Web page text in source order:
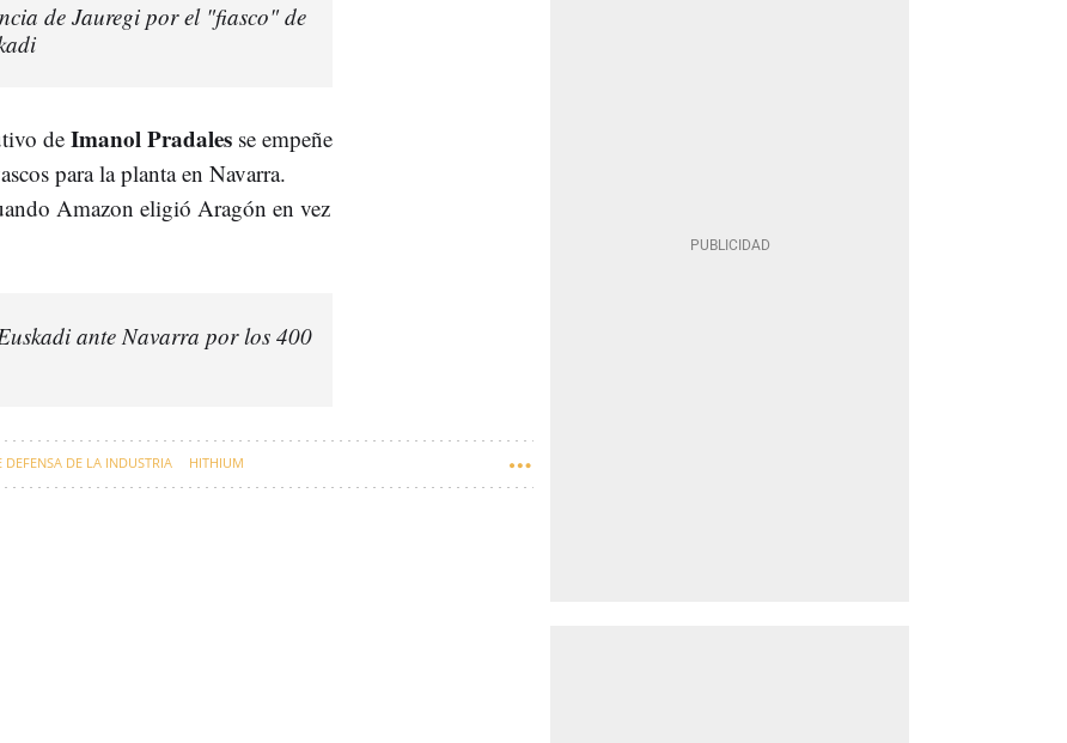
de Jauregi por el "fiasco" de
de Imanol Pradales se empeñe
para la planta en Navarra.
Amazon eligió Aragón en vez
ante Navarra por los 400
DEFENSA DE LA INDUSTRIA HITHIUM